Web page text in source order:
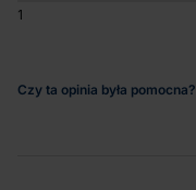
1
Czy ta opinia była pomocna?